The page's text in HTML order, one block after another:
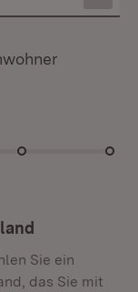
Sie ein
das Sie mit